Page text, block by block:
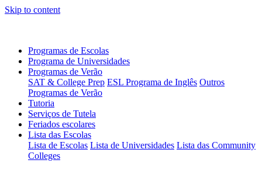
Skip to content
Programas de Escolas
Programa de Universidades
Programas de Verão
SAT & College Prep ESL Programa de Inglês Outros
Programas de Verão
Tutoria
Serviços de Tutela
Feriados escolares
Lista das Escolas
Lista de Escolas Lista de Universidades Lista das Community
Colleges